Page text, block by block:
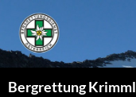
Inhalt
springen
Bergrettung Krimml